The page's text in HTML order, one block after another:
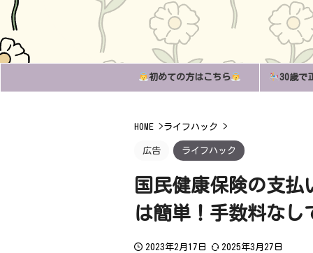
初めての方はこちら 30歳で
HOME >ライフハック >
広告 ライフハック
国民健康保険の支払
は簡単！手数料なし
2023年2月17日 2025年3月27日